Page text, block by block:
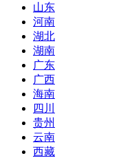
山东
河南
湖北
湖南
广东
广西
海南
四川
贵州
云南
西藏